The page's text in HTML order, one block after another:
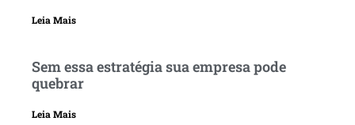
Leia Mais
Sem essa estratégia sua empresa pode
quebrar
Leia Mais